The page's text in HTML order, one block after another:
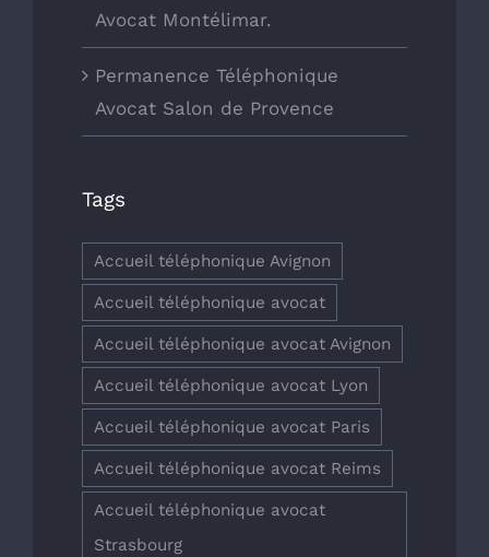
Avocat Montélimar.
Permanence Téléphonique
Avocat Salon de Provence
Tags
Accueil téléphonique Avignon
Accueil téléphonique avocat
Accueil téléphonique avocat Avignon
Accueil téléphonique avocat Lyon
Accueil téléphonique avocat Paris
Accueil téléphonique avocat Reims
Accueil téléphonique avocat
Strasbourg